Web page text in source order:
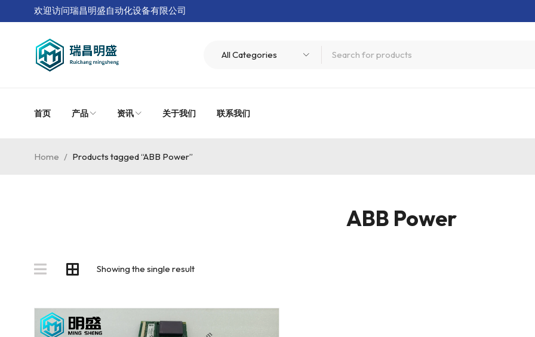
欢迎访问瑞昌明盛自动化设备有限公司
首页 产品 资讯 关于我们 联系我们
ABB Power
Home / Products tagged “ABB Power”
Showing the single result